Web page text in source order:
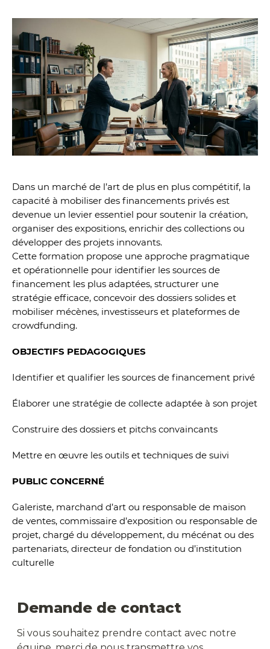
Dans un marché de l’art de plus en plus compétitif, la
capacité à mobiliser des financements privés est
devenue un levier essentiel pour soutenir la création,
organiser des expositions, enrichir des collections ou
développer des projets innovants.
Cette formation propose une approche pragmatique
et opérationnelle pour identifier les sources de
financement les plus adaptées, structurer une
stratégie efficace, concevoir des dossiers solides et
mobiliser mécènes, investisseurs et plateformes de
crowdfunding.
OBJECTIFS PEDAGOGIQUES
Identifier et qualifier les sources de financement privé
Élaborer une stratégie de collecte adaptée à son projet
Construire des dossiers et pitchs convaincants
Mettre en œuvre les outils et techniques de suivi
PUBLIC CONCERNÉ
Galeriste, marchand d’art ou responsable de maison
de ventes, commissaire d’exposition ou responsable de
projet, chargé du développement, du mécénat ou des
partenariats, directeur de fondation ou d’institution
culturelle